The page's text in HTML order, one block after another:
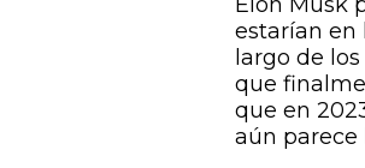
estarían en
largo de
que
que en
aún parece